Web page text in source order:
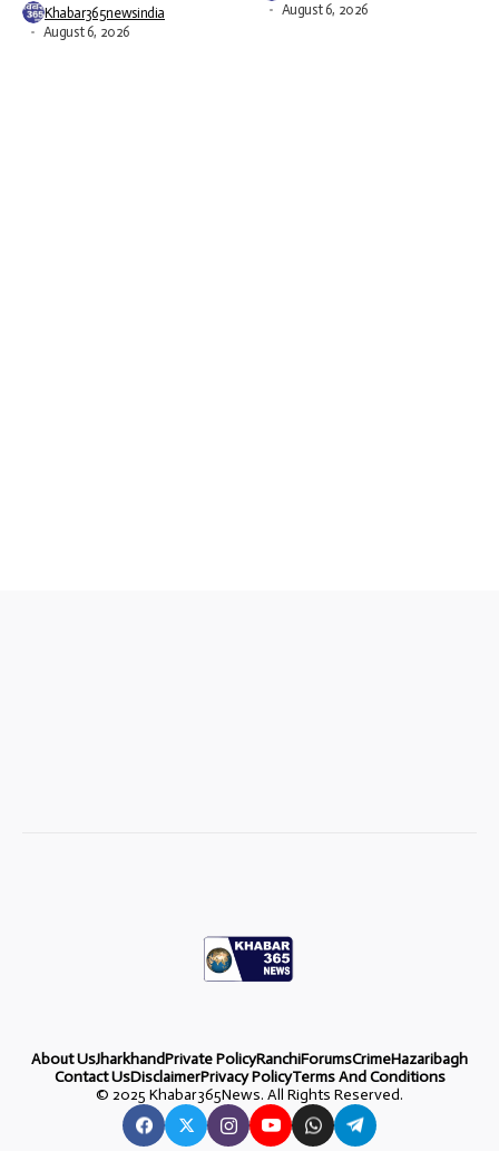
Khabar365newsindia
August 6, 2026
August 6, 2026
About UsJharkhandPrivate PolicyRanchiForumsCrimeHazaribagh
Contact UsDisclaimerPrivacy PolicyTerms And Conditions
© 2025 Khabar365News. All Rights Reserved.